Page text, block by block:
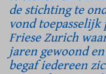
de stichting te
vond
Friese Zurich
jaren gewoond
begaf iedereen